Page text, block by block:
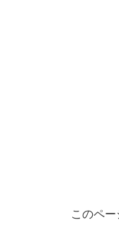
このペ